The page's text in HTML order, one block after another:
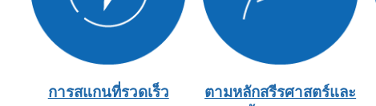
การสแกนที่รวดเร็ว
ตามหลักสรีรศาสตร์และ